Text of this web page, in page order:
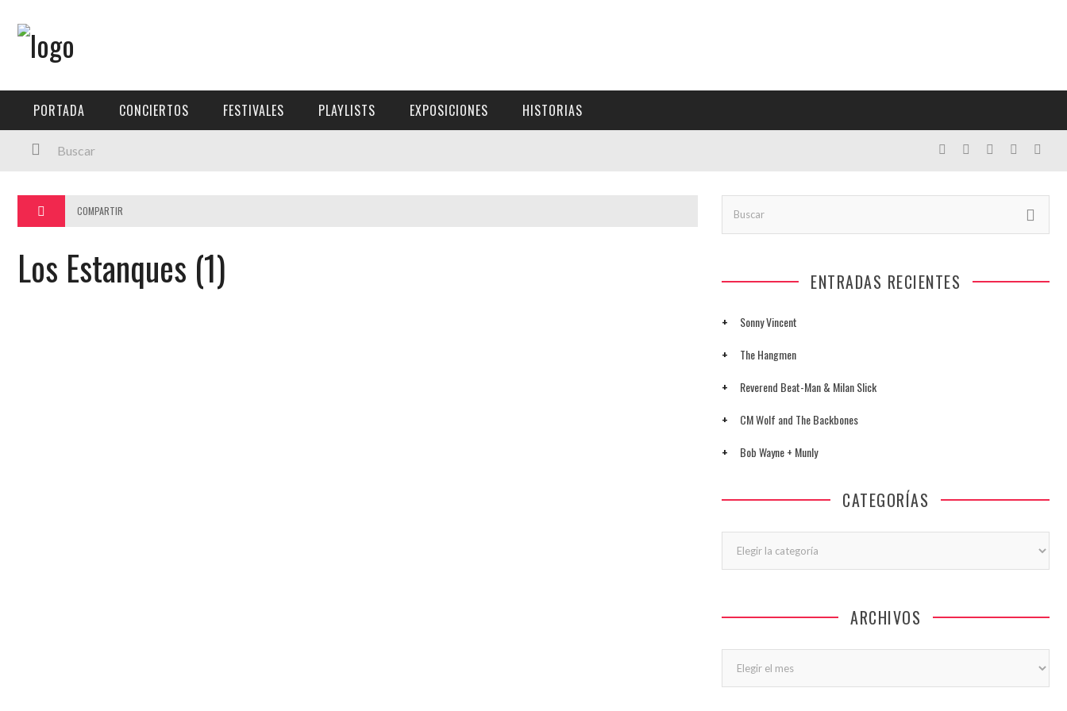
PORTADA
PLAYLISTS
HISTORIAS
PORTADA CONCIERTOS FESTIVALES PLAYLISTS EXPOSICIONES HISTORIAS
COMPARTIR
Los Estanques (1) ENTRADAS RECIENTES
Sonny Vincent
The Hangmen
Reverend Beat-Man & Milan Slick
CM Wolf and The Backbones
Bob Wayne + Munly
CATEGORÍAS
ARCHIVOS